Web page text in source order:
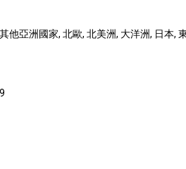
他亞洲國家, 北歐, 北美洲, 大洋洲, 日本,